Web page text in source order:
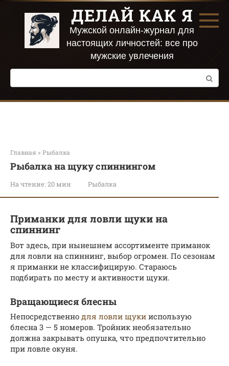
Перейти
контенту
ДЕЛАЙ КАК Я
Мужской онлайн-журнал для
настоящих личностей: все про
мужские увлечения
Поиск:
Главная » Рыбалка
Рыбалка на щуку спиннингом
На чтение: 20 мин Рыбалка
Приманки для ловли щуки на
спиннинг
Вот здесь, при нынешнем ассортименте приманок
для ловли на спиннинг, выбор огромен. По сезонам
я приманки не классифицирую. Стараюсь
подбирать по месту и активности щуки.
Вращающиеся блесны
Непосредственно для ловли щуки использую
блесна 3 — 5 номеров. Тройник необязательно
должна закрывать опушка, что предпочтительно
при ловле окуня.